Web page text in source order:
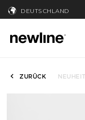
DEUTSCHLAND
ZURÜCK